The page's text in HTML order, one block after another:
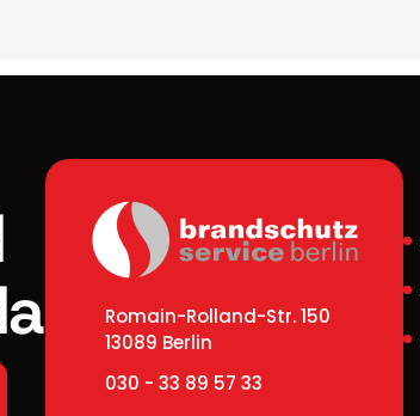
Romain-Rolland-Str. 150
13089 Berlin
030 - 33 89 57 33